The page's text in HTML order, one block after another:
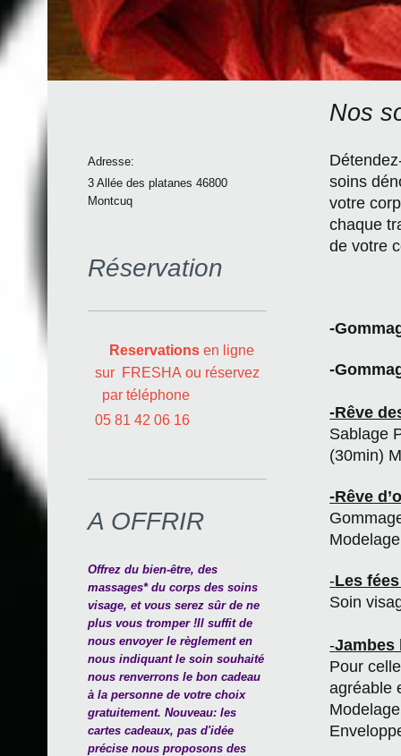
Nos
soins
votre
chaque
de votre
-
-
-Rêve
Sablage
(30min)
-Rêve
-Les
Soin
-Jambes
Pour
agréable
Adresse:
3 Allée des platanes 46800
Montcuq
Réservation
Reservationsen ligne
sur FRESHA ou réservez
par téléphone
05 81 42 06 16
A OFFRIR
Offrez du bien-être, des
massages* du corps des soins
visage, et vous serez sûr de ne
plus vous tromper ! Il suffit de
nous envoyer le règlement en
nous indiquant le soin souhaité
nous renverrons le bon cadeau
à la personne de votre choix
gratuitement. Nouveau: les
cartes cadeaux, pas d'idée
précise nous proposons des